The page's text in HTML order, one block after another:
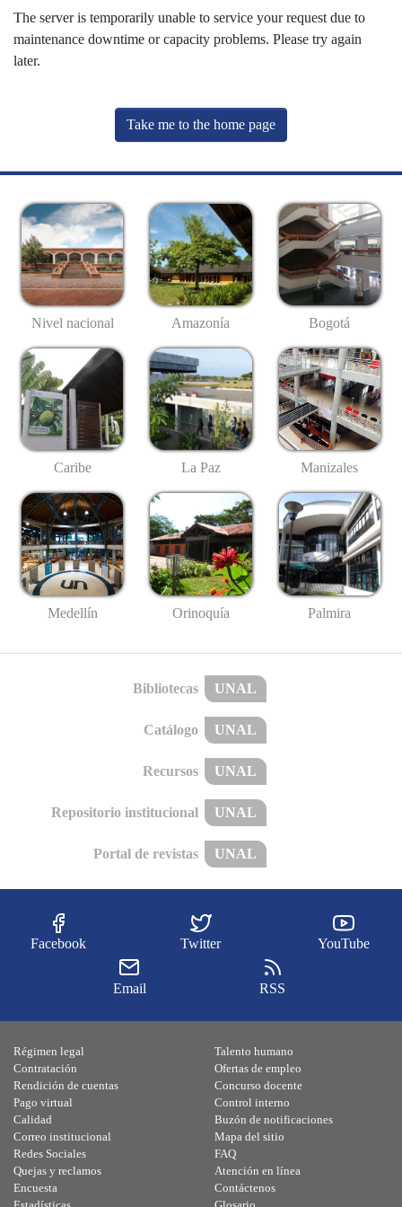
The server is temporarily unable to service your request due to
maintenance downtime or capacity problems. Please try again
later.
Take me to the home page
Nivel nacional Amazonía Bogotá
Caribe La Paz Manizales
Medellín Orinoquía Palmira
Bibliotecas UNAL
Catálogo UNAL
Recursos UNAL
Repositorio institucional UNAL
Portal de revistas UNAL
Facebook Twitter YouTube
Email RSS
Régimen legal
Contratación
Rendición de cuentas
Pago virtual
Calidad
Talento humano
Ofertas de empleo
Concurso docente
Control interno
Buzón de notificaciones
Correo institucional
Redes Sociales
Quejas y reclamos
Encuesta
Mapa del sitio
FAQ
Atención en línea
Contáctenos